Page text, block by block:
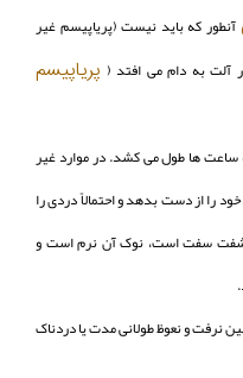
آنطور که باید نیست (پریاپیسم غیر
آلت به دام می افتد ( پریاپیسم
ساعت ها طول می کشد. در موارد غیر
را از دست بدهد و احتمالاً دردی را
شفت سفت است، نوک آن نرم است و
نرفت و نعوظ طولانی مدت یا دردناک